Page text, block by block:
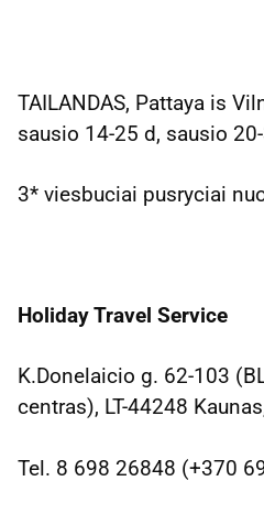
TAILANDAS, Pattaya is
sausio 14-25 d, sausio
3* viesbuciai pusryciai
Holiday Travel Service
K.Donelaicio g. 62-103
centras), LT-44248
Tel. 8 698 26848 (+370